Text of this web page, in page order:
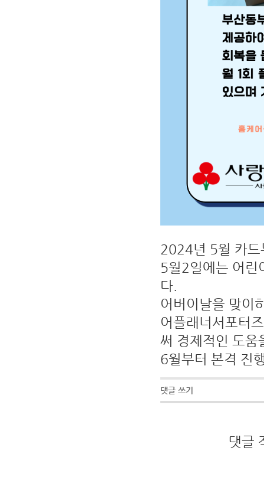
2024년 5월 카
5월2일에는 어린
다.
어버이날을 맞이
어플래너서포터
써 경제적인 도움
6월부터 본격 진
댓글 쓰기
댓글